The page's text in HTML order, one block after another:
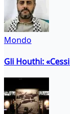
Mondo
Gli Houthi: